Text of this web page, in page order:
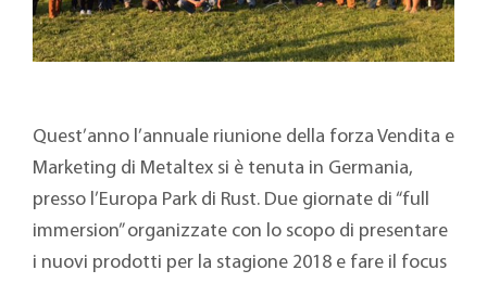
Quest’anno l’annuale riunione della forza Vendita e
Marketing di Metaltex si è tenuta in Germania,
presso l’Europa Park di Rust. Due giornate di “full
immersion” organizzate con lo scopo di presentare
i nuovi prodotti per la stagione 2018 e fare il focus